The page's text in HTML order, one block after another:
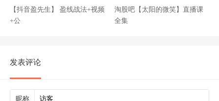
【抖音盈先生】 盈线战法+视频
+公
淘股吧【太阳的微笑】直播课
全集
发表评论
昵称